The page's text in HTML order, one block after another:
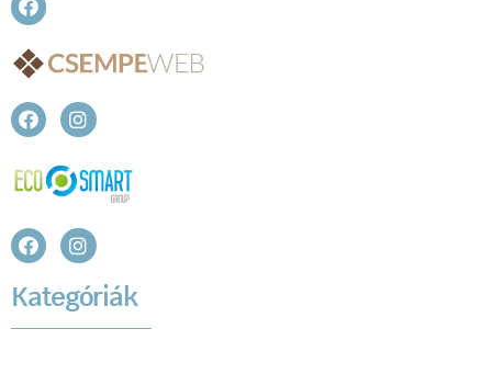
Kategóriák